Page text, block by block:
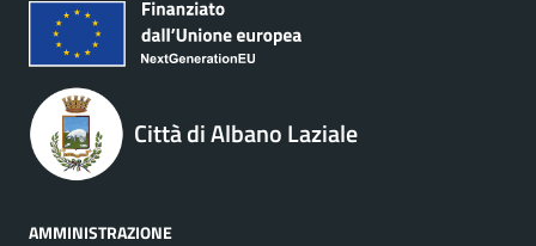
Città di Albano Laziale
AMMINISTRAZIONE